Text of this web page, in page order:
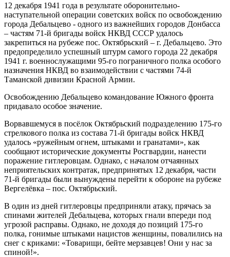
12 декабря 1941 года в результате оборонительно-
наступательной операции советских войск по освобождению
города Дебальцево - одного из важнейших городов Донбасса
– частям 71-й бригады войск НКВД СССР удалось
закрепиться на рубеже пос. Октябрьский – г. Дебальцево. Это
предопределило успешный штурм самого города 22 декабря
1941 г. военнослужащими 95-го пограничного полка особого
назначения НКВД во взаимодействии с частями 74-й
Таманской дивизии Красной Армии.
Освобождению Дебальцево командование Южного фронта
придавало особое значение.
Ворвавшемуся в посёлок Октябрьский подразделению 175-го
стрелкового полка из состава 71-й бригады войск НКВД
удалось «ружейным огнем, штыками и гранатами», как
сообщают исторические документы Росгвардии, нанести
поражение гитлеровцам. Однако, с началом отчаянных
неприятельских контратак, предпринятых 12 декабря, части
71-й бригады были вынуждены перейти к обороне на рубеже
Вергелёвка – пос. Октябрьский.
В один из дней гитлеровцы предприняли атаку, прячась за
спинами жителей Дебальцева, которых гнали впереди под
угрозой расправы. Однако, не доходя до позиций 175-го
полка, гонимые штыками нацистов женщины, повалились на
снег с криками: «Товарищи, бейте мерзавцев! Они у нас за
спиной!».